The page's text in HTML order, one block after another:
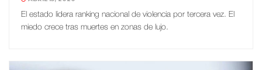
El estado lidera ranking nacional de violencia por tercera vez. El
miedo crece tras muertes en zonas de lujo.